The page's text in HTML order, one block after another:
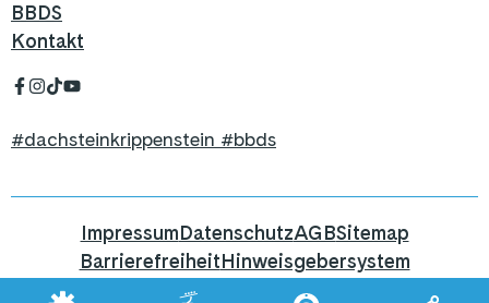
BBDS
Kontakt
#dachsteinkrippenstein #bbds
ImpressumDatenschutzAGBSitemap
BarrierefreiheitHinweisgebersystem
Hier geht's zum Blog